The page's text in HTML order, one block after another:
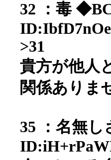
32 ：毒
>31
貴方が他人
関係ありま
35 ：名無し